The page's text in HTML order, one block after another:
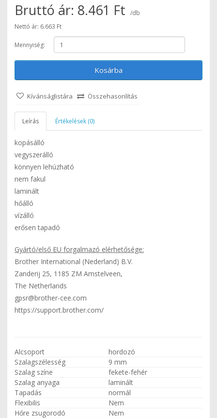
Bruttó ár: 8.461 Ft
/db
Nettó ár: 6.663 Ft
Mennyiség:
Kosárba
Kívánságlistára Összehasonlítás
Leírás Értékelések (0)
kopásálló
vegyszerálló
könnyen lehúzható
nem fakul
laminált
hőálló
vízálló
erősen tapadó
Gyártó/első EU forgalmazó elérhetősége:
Brother International (Nederland) B.V.
Zanderij 25, 1185 ZM Amstelveen,
The Netherlands
gpsr@brother-cee.com
https://support.brother.com/
Alcsoport
hordozó
Szalagszélesség
9 mm
Szalag színe
fekete-fehér
Szalag anyaga
laminált
Tapadás
normál
Flexibilis
Nem
Hőre zsugorodó
Nem